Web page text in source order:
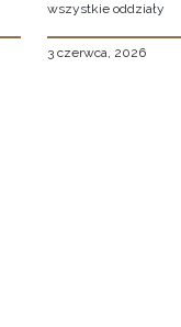
wszystkie oddziały
3 czerwca, 2026